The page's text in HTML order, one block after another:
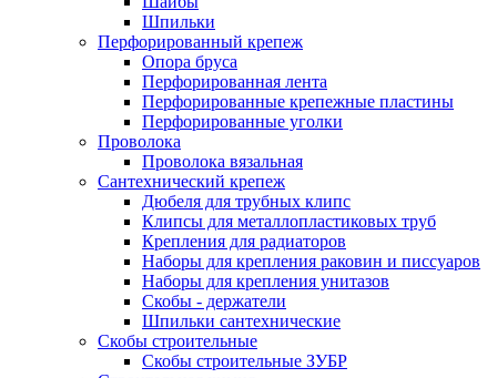
Шпильки
Перфорированный крепеж
Опора бруса
Перфорированная лента
Перфорированные крепежные пластины
Перфорированные уголки
Проволока
Проволока вязальная
Сантехнический крепеж
Дюбеля для трубных клипс
Клипсы для металлопластиковых труб
Крепления для радиаторов
Наборы для крепления раковин и писсуаров
Наборы для крепления унитазов
Скобы - держатели
Шпильки сантехнические
Скобы строительные
Скобы строительные ЗУБР